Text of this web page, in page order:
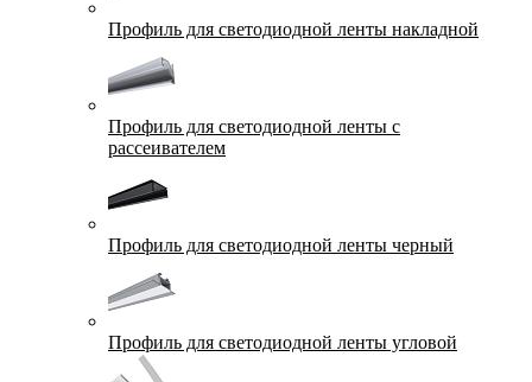
Профиль для светодиодной ленты накладной
Профиль для светодиодной ленты с
рассеивателем
Профиль для светодиодной ленты черный
Профиль для светодиодной ленты угловой